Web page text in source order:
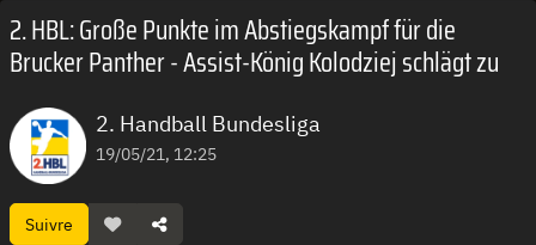
2. HBL: Große Punkte im Abstiegskampf für die
Brucker Panther - Assist-König Kolodziej schlägt zu
2. Handball Bundesliga
19/05/21, 12:25
Suivre